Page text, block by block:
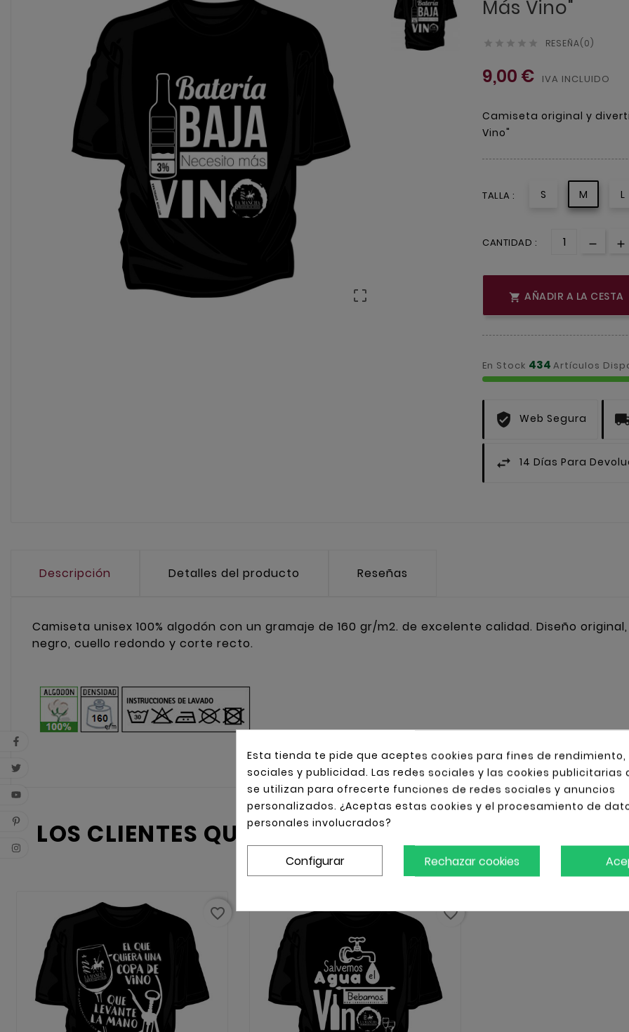

Más Vino"
     RESEÑA(0)
9,00 € IVA INCLUIDO
Camiseta original y
Vino"
TALLA : S M L
CANTIDAD :
 AÑADIR A LA CESTA
En Stock 434 Artículos
Web Segura
14 Días Para
Descripción Detalles del producto Reseñas
Camiseta unisex 100% algodón con un gramaje de 160 gr/m2. de excelente calidad. Diseño
negro, cuello redondo y corte recto.
LOS CLIENTES QUE ADQUIRIERON ESTE
favorite_border favorite_border
Esta tienda te pide que aceptes cookies para fines de rendimiento,
sociales y publicidad. Las redes sociales y las cookies publicitarias
se utilizan para ofrecerte funciones de redes sociales y anuncios
personalizados. ¿Aceptas estas cookies y el procesamiento de
personales involucrados?
Rechazar cookies
Configurar